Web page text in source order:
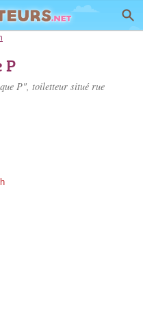
P
P", toiletteur situé rue